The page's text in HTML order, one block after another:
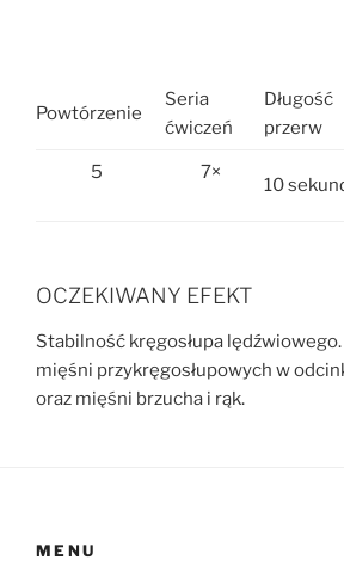
Powtórzenie
Seria
ćwiczeń
Długość
przerw
5 7×
10
OCZEKIWANY EFEKT
Stabilność kręgosłupa
mięśni przykręgosłupowych w
oraz mięśni brzucha i rąk.
MENU